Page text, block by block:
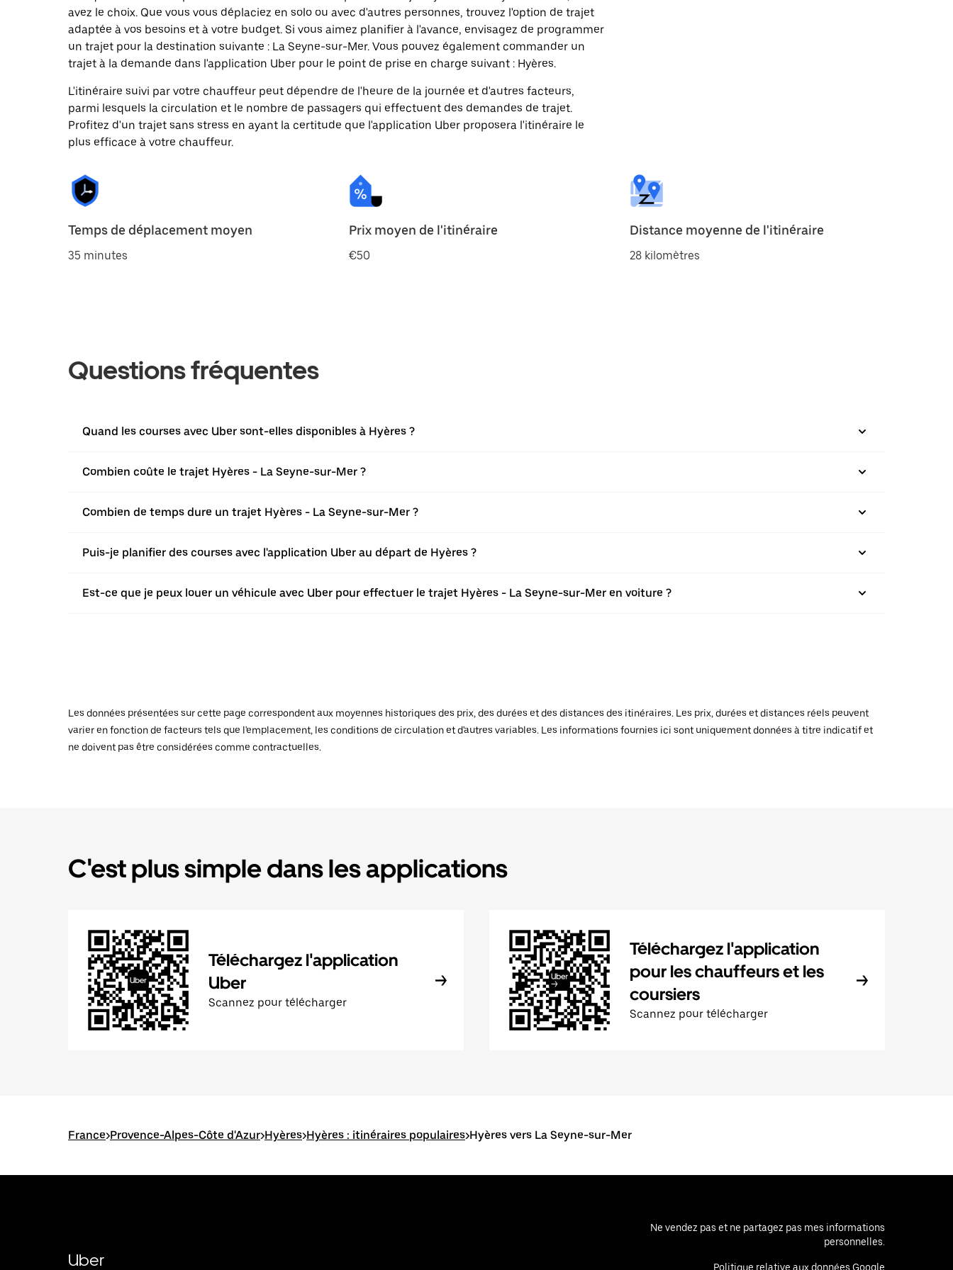
avez le choix. Que vous vous déplaciez en solo ou avec d'autres personnes, trouvez l'option de trajet
adaptée à vos besoins et à votre budget. Si vous aimez planifier à l'avance, envisagez de programmer
un trajet pour la destination suivante : La Seyne-sur-Mer. Vous pouvez également commander un
trajet à la demande dans l'application Uber pour le point de prise en charge suivant : Hyères.
L'itinéraire suivi par votre chauffeur peut dépendre de l'heure de la journée et d'autres facteurs,
parmi lesquels la circulation et le nombre de passagers qui effectuent des demandes de trajet.
Profitez d'un trajet sans stress en ayant la certitude que l'application Uber proposera l'itinéraire le
plus efficace à votre chauffeur.
Temps de déplacement moyen
35 minutes
Prix moyen de l'itinéraire
€50
Distance moyenne de l'itinéraire
28 kilomètres
Questions fréquentes
Quand les courses avec Uber sont-elles disponibles à Hyères ?
Combien coûte le trajet Hyères - La Seyne-sur-Mer ?
Combien de temps dure un trajet Hyères - La Seyne-sur-Mer ?
Puis-je planifier des courses avec l'application Uber au départ de Hyères ?
Est-ce que je peux louer un véhicule avec Uber pour effectuer le trajet Hyères - La Seyne-sur-Mer en voiture ?
Les données présentées sur cette page correspondent aux moyennes historiques des prix, des durées et des distances des itinéraires. Les prix, durées et distances réels peuvent
varier en fonction de facteurs tels que l'emplacement, les conditions de circulation et d'autres variables. Les informations fournies ici sont uniquement données à titre indicatif et
ne doivent pas être considérées comme contractuelles.
C'est plus simple dans les applications
Téléchargez l'application
Uber
Scannez pour télécharger
Téléchargez l'application
pour les chauffeurs et les
coursiers
Scannez pour télécharger
France>Provence-Alpes-Côte d'Azur>Hyères>Hyères : itinéraires populaires>Hyères vers La Seyne-sur-Mer
Uber
Ne vendez pas et ne partagez pas mes informations
personnelles.
Politique relative aux données Google